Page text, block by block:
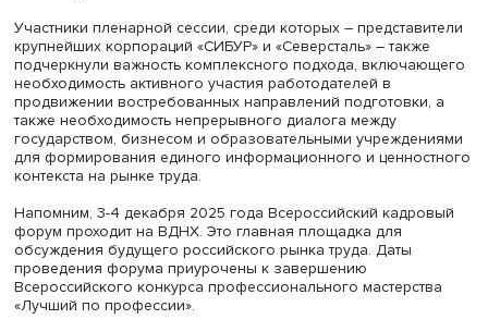
«Роль профсоюзов в условиях кардинального
рынка труда не просто сохраняется, а становится
важной, хотя и должна коренным образом
трансформироваться. Профсоюзы должны стать
компетенций и проводниками в мире непрерывного
образования, оказывать помощь работникам в оценке
навыков и построении персонального плана карьеры
условиях. Должны научиться объединять и защищать
работников, тех, кто трудится через цифровые
Расширяется тематика коллективных переговоров:
справедливые алгоритмы, прозрачные системы оплаты,
социальные гарантии и право на апелляцию для
платформенной экономики», – рассказала заместитель